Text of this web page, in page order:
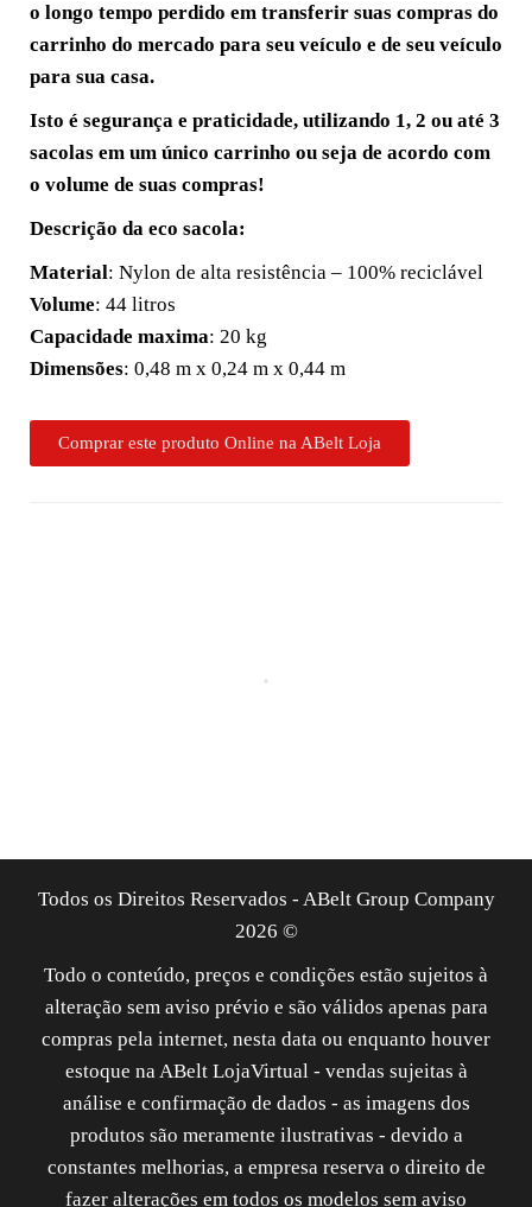
o longo tempo perdido em transferir suas compras do
carrinho do mercado para seu veículo e de seu veículo
para sua casa.
Isto é segurança e praticidade, utilizando 1, 2 ou até 3
sacolas em um único carrinho ou seja de acordo com
o volume de suas compras!
Descrição da eco sacola:
Material: Nylon de alta resistência – 100% reciclável
Volume: 44 litros
Capacidade maxima: 20 kg
Dimensões: 0,48 m x 0,24 m x 0,44 m
Comprar este produto Online na ABelt Loja
Todos os Direitos Reservados - ABelt Group Company
2026 ©
Todo o conteúdo, preços e condições estão sujeitos à
alteração sem aviso prévio e são válidos apenas para
compras pela internet, nesta data ou enquanto houver
estoque na ABelt LojaVirtual - vendas sujeitas à
análise e confirmação de dados - as imagens dos
produtos são meramente ilustrativas - devido a
constantes melhorias, a empresa reserva o direito de
fazer alterações em todos os modelos sem aviso